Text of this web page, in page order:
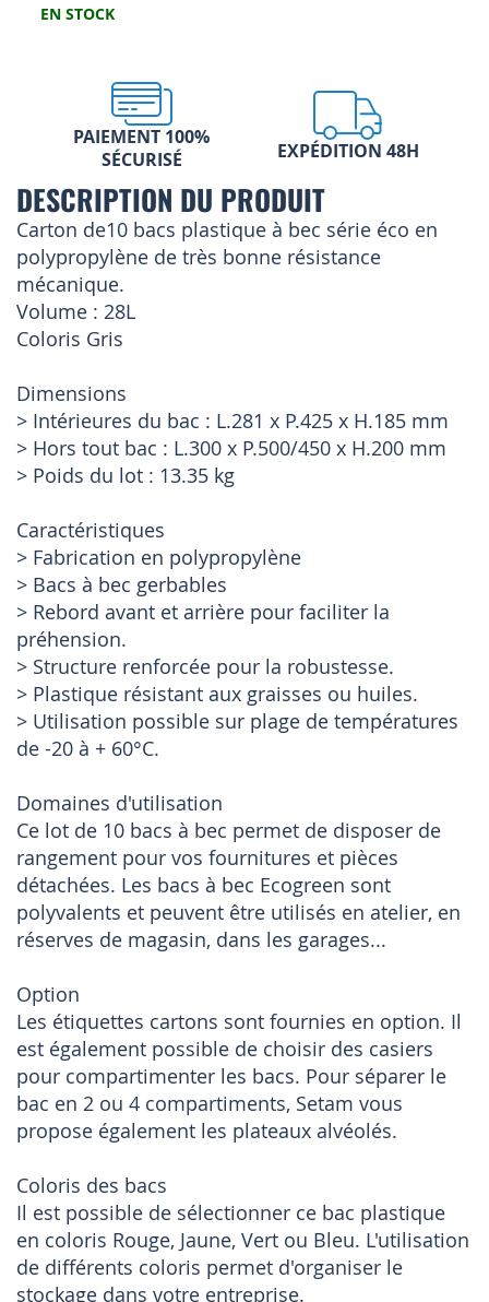
EN STOCK
PAIEMENT 100%
SÉCURISÉ
EXPÉDITION 48H
DESCRIPTION DU PRODUIT
Carton de10 bacs plastique à bec série éco en
polypropylène de très bonne résistance
mécanique.
Volume : 28L
Coloris Gris
Dimensions
> Intérieures du bac : L.281 x P.425 x H.185 mm
> Hors tout bac : L.300 x P.500/450 x H.200 mm
> Poids du lot : 13.35 kg
Caractéristiques
> Fabrication en polypropylène
> Bacs à bec gerbables
> Rebord avant et arrière pour faciliter la
préhension.
> Structure renforcée pour la robustesse.
> Plastique résistant aux graisses ou huiles.
> Utilisation possible sur plage de températures
de -20 à + 60°C.
Domaines d'utilisation
Ce lot de 10 bacs à bec permet de disposer de
rangement pour vos fournitures et pièces
détachées. Les bacs à bec Ecogreen sont
polyvalents et peuvent être utilisés en atelier, en
réserves de magasin, dans les garages...
Option
Les étiquettes cartons sont fournies en option. Il
est également possible de choisir des casiers
pour compartimenter les bacs. Pour séparer le
bac en 2 ou 4 compartiments, Setam vous
propose également les plateaux alvéolés.
Coloris des bacs
Il est possible de sélectionner ce bac plastique
en coloris Rouge, Jaune, Vert ou Bleu. L'utilisation
de différents coloris permet d'organiser le
stockage dans votre entreprise.